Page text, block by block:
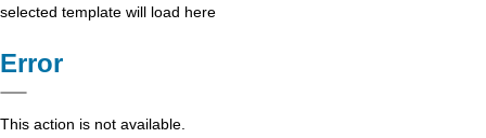
selected template will load here
Error
This action is not available.